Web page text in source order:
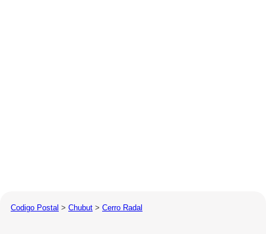
Codigo Postal > Chubut > Cerro Radal